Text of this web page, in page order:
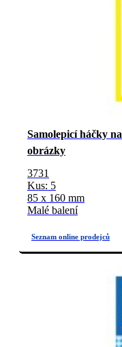
Samolepicí háčky na
obrázky
3731
Kus: 5
85 x 160 mm
Malé balení